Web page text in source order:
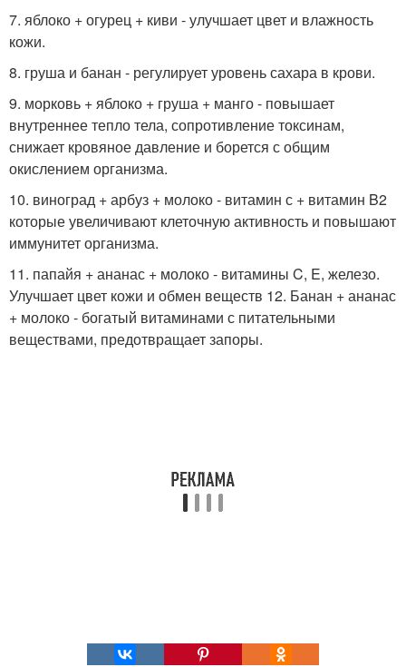
7. яблоко + огурец + киви - улучшает цвет и влажность
кожи.
8. груша и банан - регулирует уровень сахара в крови.
9. морковь + яблоко + груша + манго - повышает
внутреннее тепло тела, сопротивление токсинам,
снижает кровяное давление и борется с общим
окислением организма.
10. виноград + арбуз + молоко - витамин с + витамин B2
которые увеличивают клеточную активность и повышают
иммунитет организма.
11. папайя + ананас + молоко - витамины C, E, железо.
Улучшает цвет кожи и обмен веществ 12. Банан + ананас
+ молоко - богатый витаминами с питательными
веществами, предотвращает запоры.